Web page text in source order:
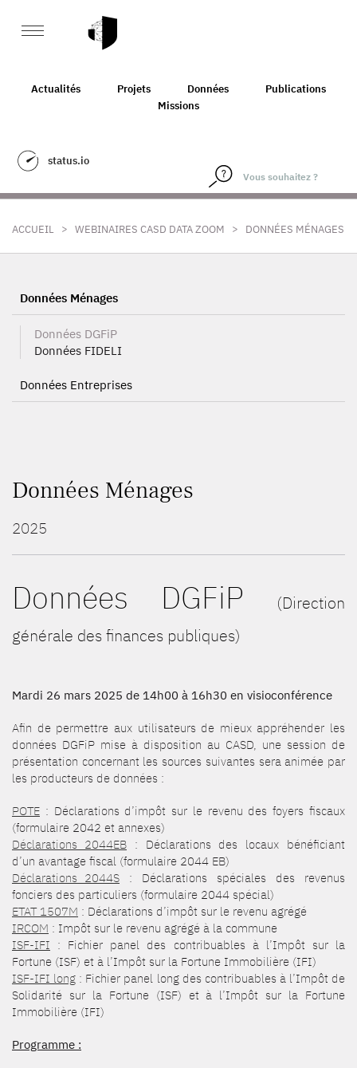
Actualités Projets Données
Publications
Missions
status.io
ACCUEIL > WEBINAIRES CASD DATA ZOOM > DONNÉES MÉNAGES
Données Ménages
Données DGFiP
Données FIDELI
Données Entreprises
Données Ménages
2025
Données DGFiP
(Direction
générale des finances publiques)
Mardi 26 mars 2025 de 14h00 à 16h30 en visioconférence
Afin de permettre aux utilisateurs de mieux appréhender les
données DGFiP mise à disposition au CASD, une session de
présentation concernant les sources suivantes sera animée par
les producteurs de données :
POTE : Déclarations d’impôt sur le revenu des foyers fiscaux
(formulaire 2042 et annexes)
Déclarations_2044EB : Déclarations des locaux bénéficiant
d’un avantage fiscal (formulaire 2044 EB)
Déclarations_2044S : Déclarations spéciales des revenus
fonciers des particuliers (formulaire 2044 spécial)
ETAT 1507M : Déclarations d’impôt sur le revenu agrégé
IRCOM : Impôt sur le revenu agrégé à la commune
ISF-IFI : Fichier panel des contribuables à l’Impôt sur la
Fortune (ISF) et à l’Impôt sur la Fortune Immobilière (IFI)
ISF-IFI long : Fichier panel long des contribuables à l’Impôt de
Solidarité sur la Fortune (ISF) et à l’Impôt sur la Fortune
Immobilière (IFI)
Programme :